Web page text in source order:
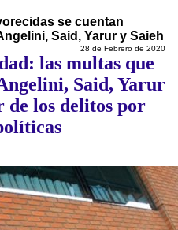
se cuentan
Said, Yarur y Saieh
28 de Febrero de 2020
las multas que
Said, Yarur
de los delitos por